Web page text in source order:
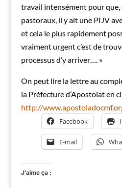
travail intensément pour que,
pastoraux, il y ait une PIJV
et cela le plus rapidement
vraiment urgent c’est de
processus d’y arriver…. »
On peut lire la lettre au
la Préfecture d’Apostolat en
http://
Facebook
E-mail
J’aime ça :